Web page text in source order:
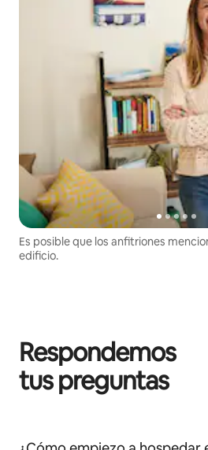
Es posible que los anfitriones
edificio.
Respondemos
tus preguntas